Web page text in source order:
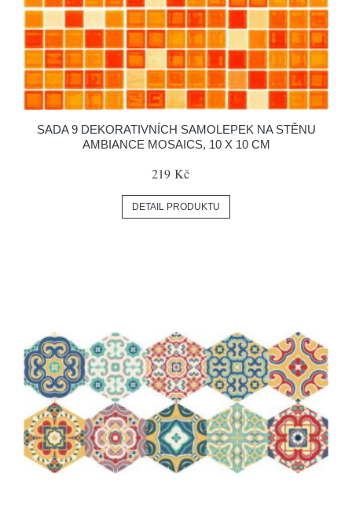
SADA 9 DEKORATIVNÍCH SAMOLEPEK NA STĚNU
AMBIANCE MOSAICS, 10 X 10 CM
219 Kč
DETAIL PRODUKTU